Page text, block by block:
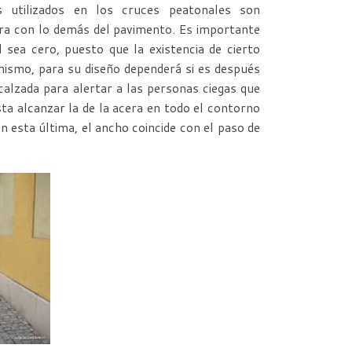
en los cruces peatonales son
con lo demás del pavimento. Es importante
cero, puesto que la existencia de cierto
para su diseño dependerá si es después
para alertar a las personas ciegas que
alcanzar la de la acera en todo el contorno
esta última, el ancho coincide con el paso de